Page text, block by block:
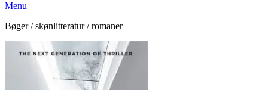
Menu
Bøger / skønlitteratur / romaner